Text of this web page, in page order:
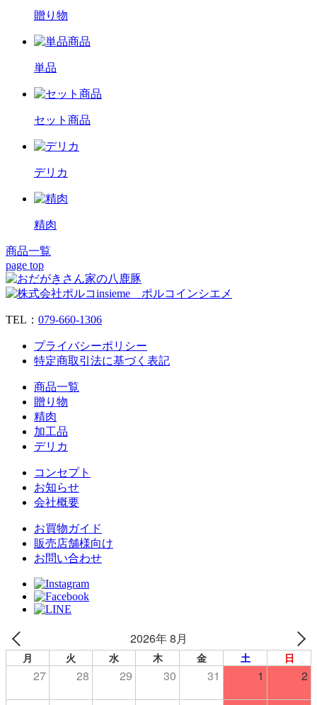
贈り物
単品
セット商品
デリカ
精肉
商品一覧
page top
TEL： 079‐660‐1306
プライバシーポリシー
特定商取引法に基づく表記
商品一覧
贈り物
精肉
加工品
デリカ
コンセプト
お知らせ
会社概要
お買物ガイド
販売店舗様向け
お問い合わせ
2026年 8月
月 火 水 木 金 土 日
27 28 29 30 31 1 2